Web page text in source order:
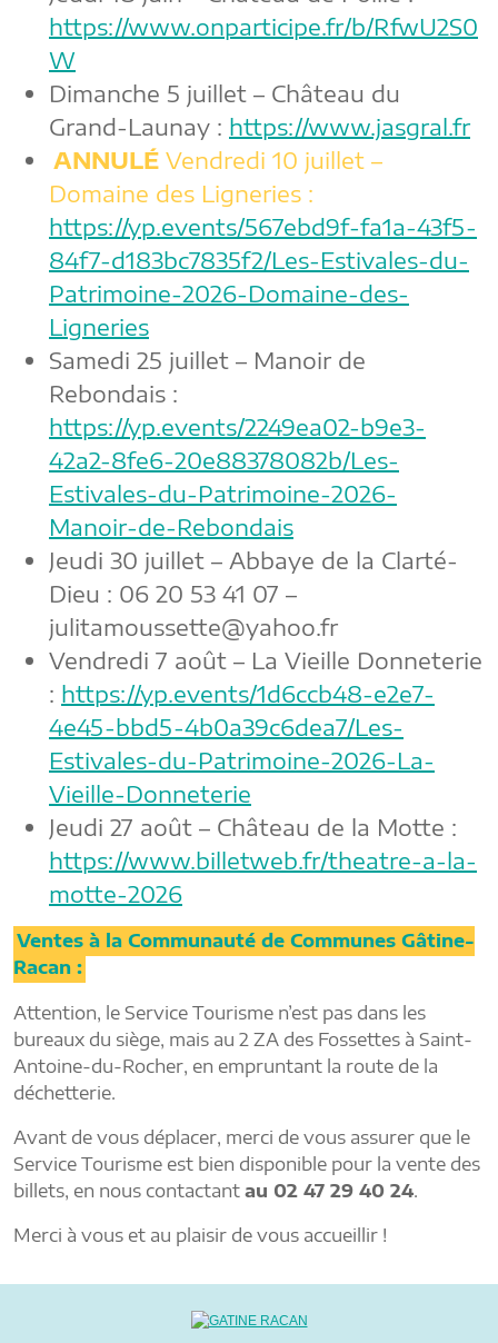
https://www.onparticipe.fr/b/RfwU2S0
W
Dimanche 5 juillet – Château du
Grand-Launay : https://www.jasgral.fr
ANNULÉ Vendredi 10 juillet –
Domaine des Ligneries :
https://yp.events/567ebd9f-fa1a-43f5-
84f7-d183bc7835f2/Les-Estivales-du-
Patrimoine-2026-Domaine-des-
Ligneries
Samedi 25 juillet – Manoir de
Rebondais :
https://yp.events/2249ea02-b9e3-
42a2-8fe6-20e88378082b/Les-
Estivales-du-Patrimoine-2026-
Manoir-de-Rebondais
Jeudi 30 juillet – Abbaye de la Clarté-
Dieu : 06 20 53 41 07 –
julitamoussette@yahoo.fr
Vendredi 7 août – La Vieille Donneterie
: https://yp.events/1d6ccb48-e2e7-
4e45-bbd5-4b0a39c6dea7/Les-
Estivales-du-Patrimoine-2026-La-
Vieille-Donneterie
Jeudi 27 août – Château de la Motte :
https://www.billetweb.fr/theatre-a-la-
motte-2026
Ventes à la Communauté de Communes Gâtine-
Racan :
Attention, le Service Tourisme n’est pas dans les
bureaux du siège, mais au 2 ZA des Fossettes à Saint-
Antoine-du-Rocher, en empruntant la route de la
déchetterie.
Avant de vous déplacer, merci de vous assurer que le
Service Tourisme est bien disponible pour la vente des
billets, en nous contactant au 02 47 29 40 24.
Merci à vous et au plaisir de vous accueillir !